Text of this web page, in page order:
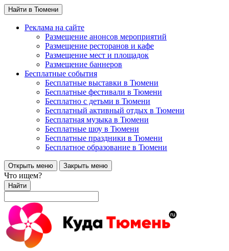
Найти в Тюмени
Реклама на сайте
Размещение анонсов мероприятий
Размещение ресторанов и кафе
Размещение мест и площадок
Размещение баннеров
Бесплатные события
Бесплатные выставки в Тюмени
Бесплатные фестивали в Тюмени
Бесплатно с детьми в Тюмени
Бесплатный активный отдых в Тюмени
Бесплатная музыка в Тюмени
Бесплатные шоу в Тюмени
Бесплатные праздники в Тюмени
Бесплатное образование в Тюмени
Открыть меню Закрыть меню
Что ищем?
Найти